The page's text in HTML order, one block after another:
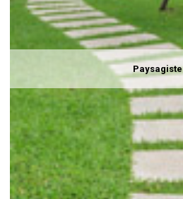
Paysagiste